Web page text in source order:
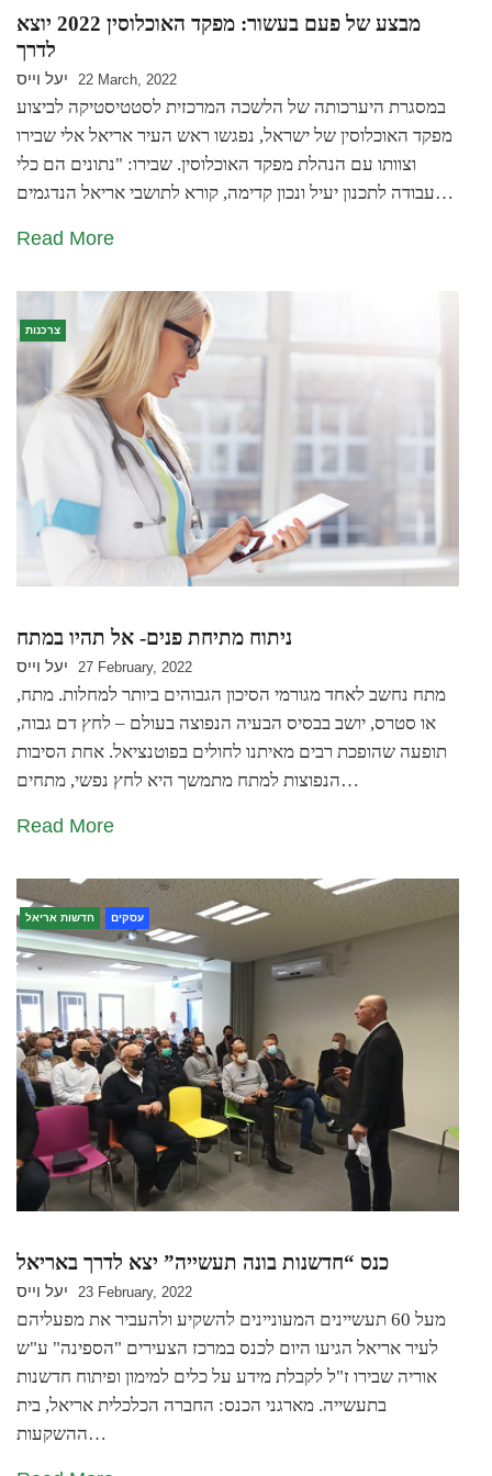
מבצע של פעם בעשור: מפקד האוכלוסין 2022 יוצא
לדרך
יעל וייס 22 March, 2022
במסגרת היערכותה של הלשכה המרכזית לסטטיסטיקה לביצוע
מפקד האוכלוסין של ישראל, נפגשו ראש העיר אריאל אלי שבירו
וצוותו עם הנהלת מפקד האוכלוסין. שבירו: "נתונים הם כלי
עבודה לתכנון יעיל ונכון קדימה, קורא לתושבי אריאל הנדגמים…
Read More
צרכנות
ניתוח מתיחת פנים- אל תהיו במתח
יעל וייס 27 February, 2022
מתח נחשב לאחד מגורמי הסיכון הגבוהים ביותר למחלות. מתח,
או סטרס, יושב בבסיס הבעיה הנפוצה בעולם – לחץ דם גבוה,
תופעה שהופכת רבים מאיתנו לחולים בפוטנציאל. אחת הסיבות
הנפוצות למתח מתמשך היא לחץ נפשי, מתחים…
Read More
חדשות אריאל עסקים
כנס “חדשנות בונה תעשייה” יצא לדרך באריאל
יעל וייס 23 February, 2022
מעל 60 תעשיינים המעוניינים להשקיע ולהעביר את מפעליהם
לעיר אריאל הגיעו היום לכנס במרכז הצעירים "הספינה" ע"ש
אוריה שבירו ז"ל לקבלת מידע על כלים למימון ופיתוח חדשנות
בתעשייה. מארגני הכנס: החברה הכלכלית אריאל, בית
ההשקעות…